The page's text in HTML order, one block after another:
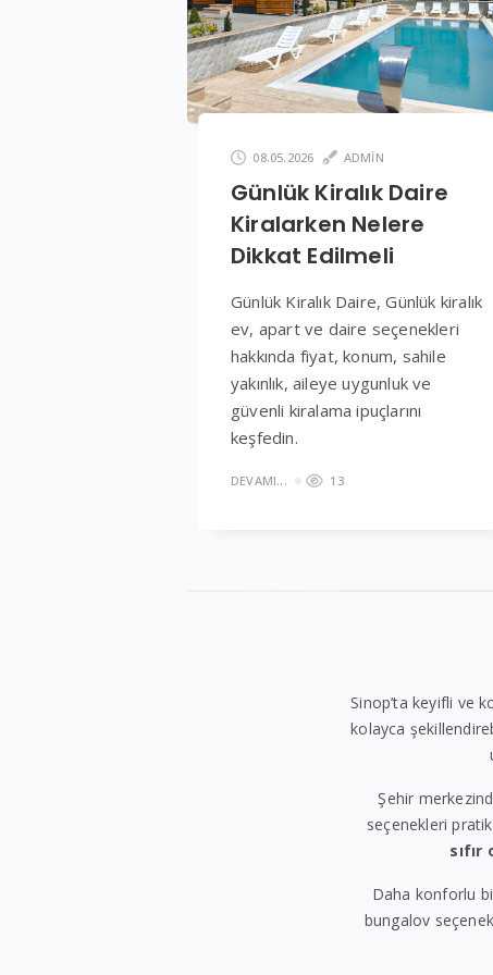
Fiyatlar
08.05.2026 ADMIN
Günlük Kiralık Daire
Kiralarken Nelere
Dikkat Edilmeli
Günlük Kiralık Daire, Günlük kiralık
ev, apart ve daire seçenekleri
hakkında fiyat, konum, sahile
yakınlık, aileye uygunluk ve
güvenli kiralama ipuçlarını
keşfedin.
DEVAMI... 13
Sinop’ta keyifli ve
kolayca
Şehir
seçenekleri
Daha konforlu
bungalov